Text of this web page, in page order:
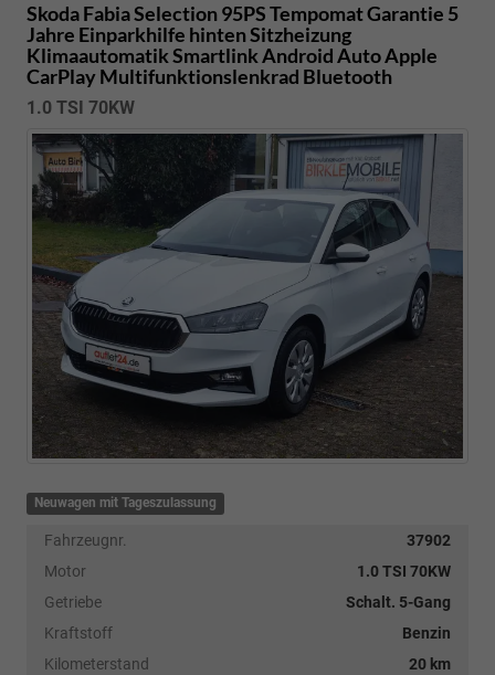
Skoda FabiaSelection 95PS Tempomat Garantie 5
Jahre Einparkhilfe hinten Sitzheizung
Klimaautomatik Smartlink Android Auto Apple
CarPlay Multifunktionslenkrad Bluetooth
1.0 TSI 70KW
Neuwagen mit Tageszulassung
Fahrzeugnr.
37902
Motor
1.0 TSI 70KW
Getriebe
Schalt. 5-Gang
Kraftstoff
Benzin
Kilometerstand
20 km